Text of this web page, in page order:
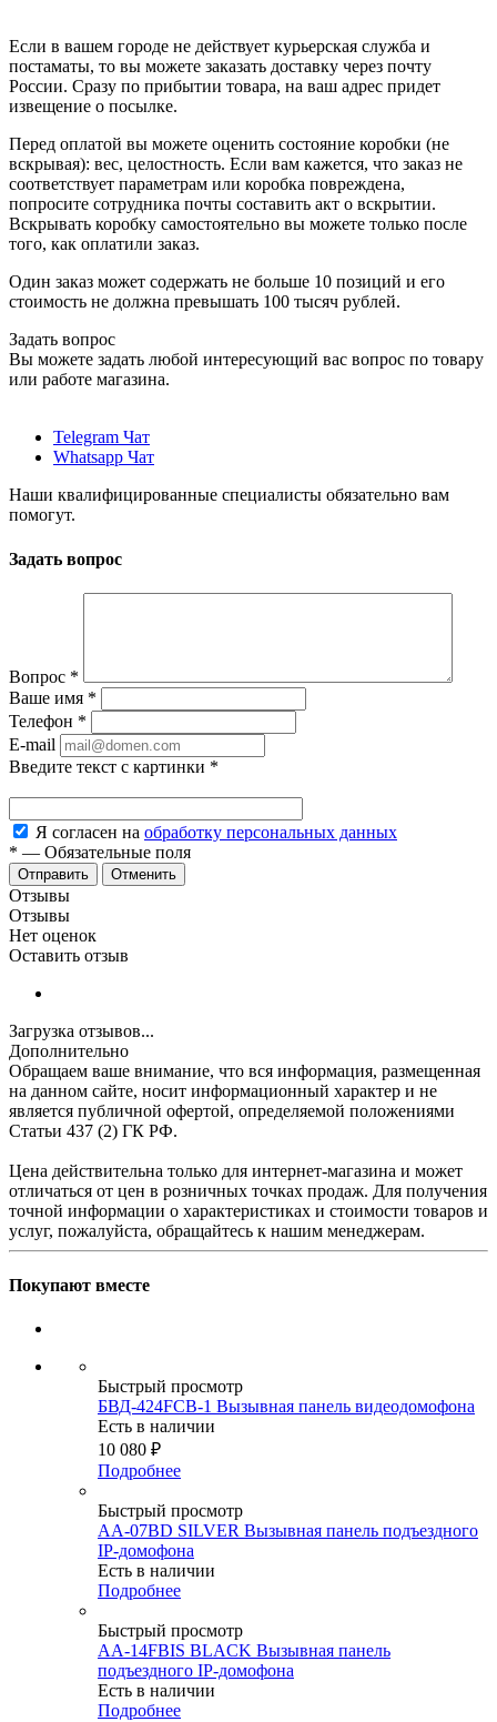
Если в вашем городе не действует курьерская служба и
постаматы, то вы можете заказать доставку через почту
России. Сразу по прибытии товара, на ваш адрес придет
извещение о посылке.
Перед оплатой вы можете оценить состояние коробки (не
вскрывая): вес, целостность. Если вам кажется, что заказ не
соответствует параметрам или коробка повреждена,
попросите сотрудника почты составить акт о вскрытии.
Вскрывать коробку самостоятельно вы можете только после
того, как оплатили заказ.
Один заказ может содержать не больше 10 позиций и его
стоимость не должна превышать 100 тысяч рублей.
Задать вопрос
Вы можете задать любой интересующий вас вопрос по товару
или работе магазина.
Telegram Чат
Whatsapp Чат
Наши квалифицированные специалисты обязательно вам
помогут.
Задать вопрос
Вопрос *
Ваше имя *
Телефон *
E-mail
Введите текст с картинки *
Я согласен на обработку персональных данных
* — Обязательные поля
Отменить
Отзывы
Отзывы
Нет оценок
Оставить отзыв
Загрузка отзывов...
Дополнительно
Обращаем ваше внимание, что вся информация, размещенная
на данном сайте, носит информационный характер и не
является публичной офертой, определяемой положениями
Статьи 437 (2) ГК РФ.
Цена действительна только для интернет-магазина и может
отличаться от цен в розничных точках продаж. Для получения
точной информации о характеристиках и стоимости товаров и
услуг, пожалуйста, обращайтесь к нашим менеджерам.
Покупают вместе
Быстрый просмотр
БВД-424FCB-1 Вызывная панель видеодомофона
Есть в наличии
10 080 ₽
Подробнее
Быстрый просмотр
AA-07BD SILVER Вызывная панель подъездного
IP-домофона
Есть в наличии
Подробнее
Быстрый просмотр
AA-14FBIS BLACK Вызывная панель
подъездного IP-домофона
Есть в наличии
Подробнее